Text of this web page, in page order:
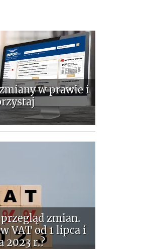
w prawie i
zmian.
VAT od 1 lipca i
2023 r.?